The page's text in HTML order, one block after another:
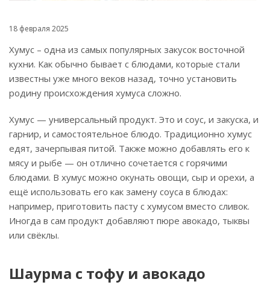
18 февраля 2025
Хумус – одна из самых популярных закусок восточной
кухни. Как обычно бывает с блюдами, которые стали
известны уже много веков назад, точно установить
родину происхождения хумуса сложно.
Хумус — универсальный продукт. Это и соус, и закуска, и
гарнир, и самостоятельное блюдо. Традиционно хумус
едят, зачерпывая питой. Также можно добавлять его к
мясу и рыбе — он отлично сочетается с горячими
блюдами. В хумус можно окунать овощи, сыр и орехи, а
ещё использовать его как замену соуса в блюдах:
например, приготовить пасту с хумусом вместо сливок.
Иногда в сам продукт добавляют пюре авокадо, тыквы
или свёклы.
Шаурма с тофу и авокадо